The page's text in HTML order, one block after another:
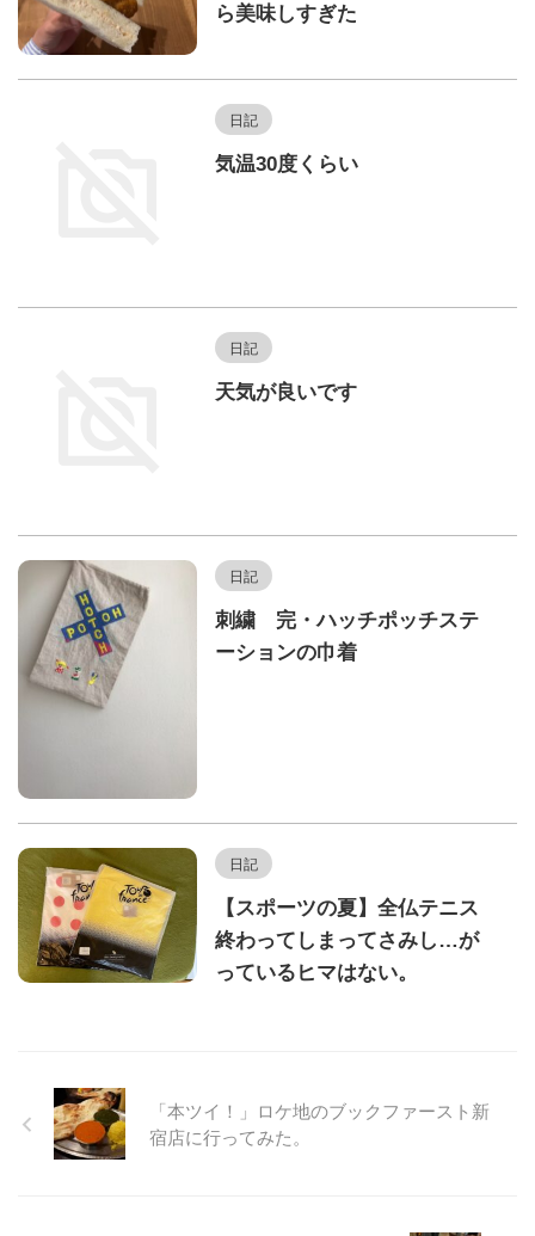
ら美味しすぎた
日記
気温30度くらい
日記
天気が良いです
日記
刺繍 完・ハッチポッチステ
ーションの巾着
日記
【スポーツの夏】全仏テニス
終わってしまってさみし…が
っているヒマはない。
「本ツイ！」ロケ地のブックファースト新
宿店に行ってみた。